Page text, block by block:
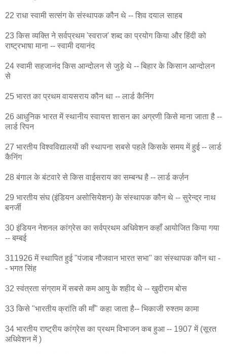
22 राधा स्वामी सत्संग के संस्थापक कौन थे -- शिव दयाल साहब
23 किस व्यक्ति ने सर्वप्रथम 'स्वराज' शब्द का प्रयोग किया और हिंदी को
राष्ट्रभाषा माना -- स्वामी दयानंद
24 स्वामी सहजानंद किस आन्दोलन से जुड़े थे -- बिहार के किसान आन्दोलन
से
25 भारत का प्रथम वायसराय कौन था -- लार्ड कैनिंग
26 आधुनिक भारत में स्थानीय स्वायत्त शासन का अग्रणी किसे माना जाता है --
लार्ड रिपन
27 भारतीय विश्वविद्यालयों की स्थापना सबसे पहले किसके समय में हुई -- लार्ड
कैनिंग
28 बंगाल के बंटवारे से किस वाईसराय का सम्बन्ध है -- लार्ड कर्ज़न
29 भारतीय संघ (इंडियन असोसियेशन) के संस्थापक कौन थे -- सुरेन्द्र नाथ
बनर्जी
30 इंडियन नेशनल कांग्रेस का सर्वप्रथम अधिवेशन कहाँ आयोजित किया गया
-- बम्बई
311926 में स्थापित हुई "पंजाब नौजवान भारत सभा" का संस्थापक कौन था -
- भगत सिंह
32 स्वंत्रता संग्राम में सबसे कम आयु के शहीद थे -- खुदीराम बोस
33 किसे "भारतीय क्रांति की माँ" कहा जाता है-- भिकाजी रुश्तम कामा
34 भारतीय राष्ट्रीय कांग्रेस का प्रथम विभाजन कब हुआ -- 1907 में (सूरत
अधिवेशन में )